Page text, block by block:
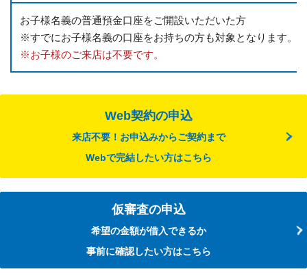
お子様名義の普通預金口座をご開設いただいた方
※すでにお子様名義の口座をお持ちの方も対象となります。
※お子様のご来店は不要です。
Web契約の申込
来店不要！お申込みからご契約まで
Webで完結したい方はこちら
仮審査の申込
希望の金額が借入できるか
事前に確認したい方はこちら